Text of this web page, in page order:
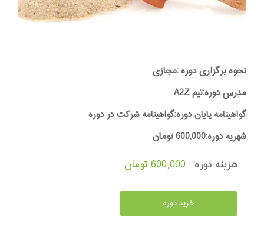
نحوه برگزاری دوره :مجازی
مدرس دوره:تیم A2Z
گواهینامه پایان دوره:گواهینامه شرکت در دوره
شهریه دوره:600,000 تومان
هزینه دوره : 600,000 تومان
خرید دوره